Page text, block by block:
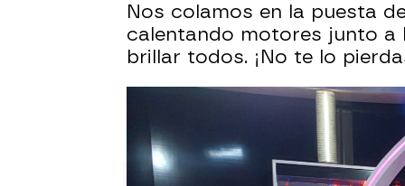
Nos colamos en la puesta
calentando motores junto a
brillar todos. ¡No te lo
La porra de los
¿A quién temen más en el